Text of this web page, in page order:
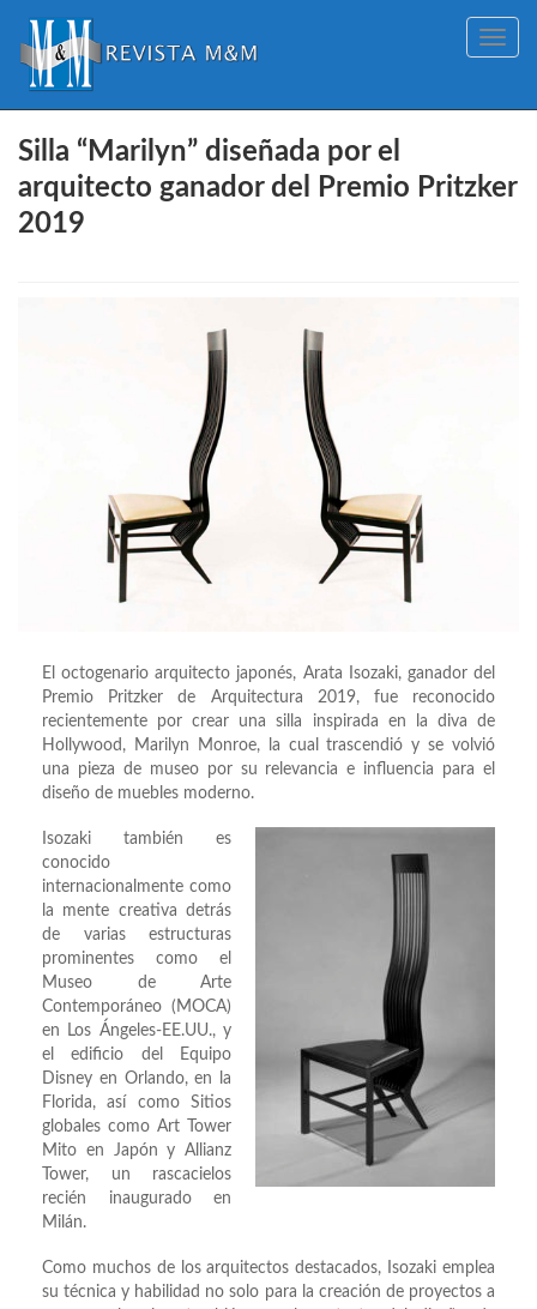
Toggle
Silla “Marilyn” diseñada por el
arquitecto ganador del Premio Pritzker
2019
El octogenario arquitecto japonés, Arata Isozaki, ganador del
Premio Pritzker de Arquitectura 2019, fue reconocido
recientemente por crear una silla inspirada en la diva de
Hollywood, Marilyn Monroe, la cual trascendió y se volvió
una pieza de museo por su relevancia e influencia para el
diseño de muebles moderno.
Isozaki también es
conocido
internacionalmente como
la mente creativa detrás
de varias estructuras
prominentes como el
Museo de Arte
Contemporáneo (MOCA)
en Los Ángeles-EE.UU., y
el edificio del Equipo
Disney en Orlando, en la
Florida, así como Sitios
globales como Art Tower
Mito en Japón y Allianz
Tower, un rascacielos
recién inaugurado en
Milán.
Como muchos de los arquitectos destacados, Isozaki emplea
su técnica y habilidad no solo para la creación de proyectos a